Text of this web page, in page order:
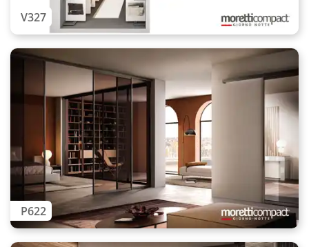
V327
P622